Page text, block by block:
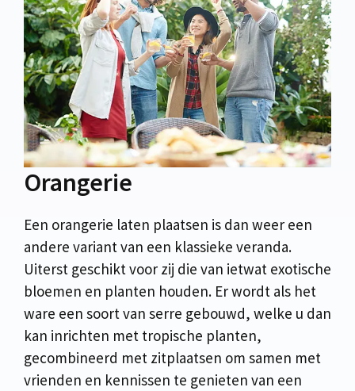
Orangerie
Een orangerie laten plaatsen is dan weer een
andere variant van een klassieke veranda.
Uiterst geschikt voor zij die van ietwat exotische
bloemen en planten houden. Er wordt als het
ware een soort van serre gebouwd, welke u dan
kan inrichten met tropische planten,
gecombineerd met zitplaatsen om samen met
vrienden en kennissen te genieten van een